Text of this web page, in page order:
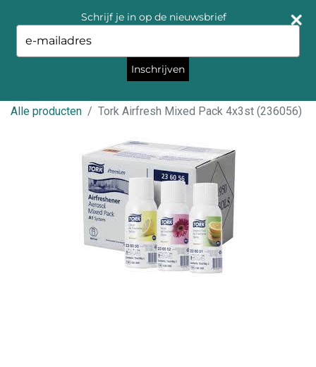
Alle producten Tork Airfresh Mixed Pack 4x3st (236056)
Schrijf je in op de nieuwsbrief
your
email
Inschrijven